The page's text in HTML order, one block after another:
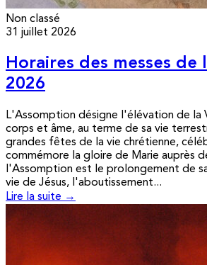
Non classé
31 juillet 2026
Horaires des messes de
2026
L'Assomption désigne l'élévation de la
corps et âme, au terme de sa vie
grandes fêtes de la vie chrétienne,
commémore la gloire de Marie auprès
l'Assomption est le prolongement de
vie de Jésus, l'aboutissement...
Lire la suite →